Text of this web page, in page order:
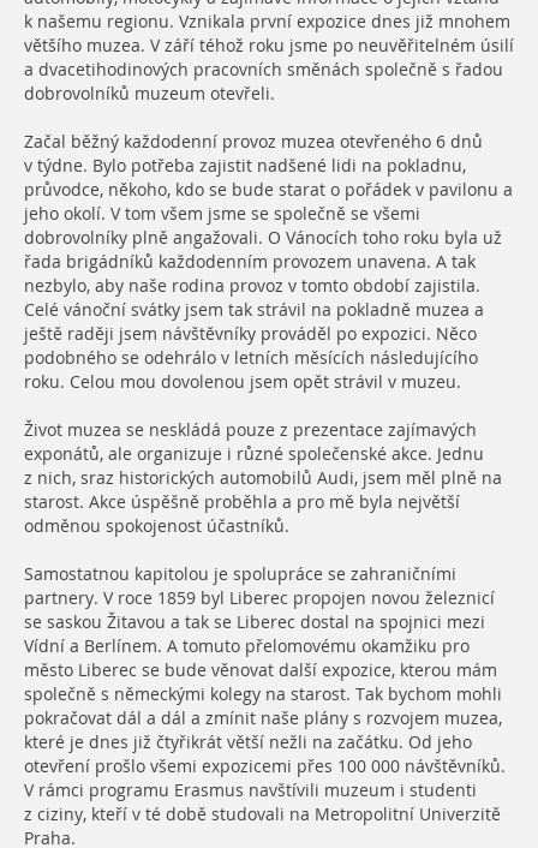
k našemu regionu. Vznikala první expozice dnes již mnohem
většího muzea. V září téhož roku jsme po neuvěřitelném úsilí
a dvacetihodinových pracovních směnách společně s řadou
dobrovolníků muzeum otevřeli.
Začal běžný každodenní provoz muzea otevřeného 6 dnů
v týdne. Bylo potřeba zajistit nadšené lidi na pokladnu,
průvodce, někoho, kdo se bude starat o pořádek v pavilonu a
jeho okolí. V tom všem jsme se společně se všemi
dobrovolníky plně angažovali. O Vánocích toho roku byla už
řada brigádníků každodenním provozem unavena. A tak
nezbylo, aby naše rodina provoz v tomto období zajistila.
Celé vánoční svátky jsem tak strávil na pokladně muzea a
ještě raději jsem návštěvníky prováděl po expozici. Něco
podobného se odehrálo v letních měsících následujícího
roku. Celou mou dovolenou jsem opět strávil v muzeu.
Život muzea se neskládá pouze z prezentace zajímavých
exponátů, ale organizuje i různé společenské akce. Jednu
z nich, sraz historických automobilů Audi, jsem měl plně na
starost. Akce úspěšně proběhla a pro mě byla největší
odměnou spokojenost účastníků.
Samostatnou kapitolou je spolupráce se zahraničními
partnery. V roce 1859 byl Liberec propojen novou železnicí
se saskou Žitavou a tak se Liberec dostal na spojnici mezi
Vídní a Berlínem. A tomuto přelomovému okamžiku pro
město Liberec se bude věnovat další expozice, kterou mám
společně s německými kolegy na starost. Tak bychom mohli
pokračovat dál a dál a zmínit naše plány s rozvojem muzea,
které je dnes již čtyřikrát větší nežli na začátku. Od jeho
otevření prošlo všemi expozicemi přes 100 000 návštěvníků.
V rámci programu Erasmus navštívili muzeum i studenti
z ciziny, kteří v té době studovali na Metropolitní Univerzitě
Praha.